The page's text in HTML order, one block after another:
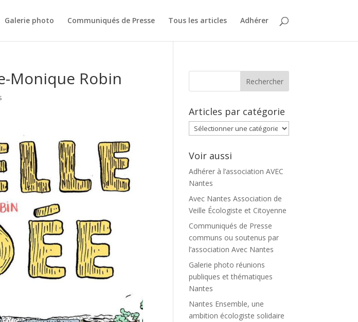
Galerie photo Communiqués de Presse Tous les articles Adhérer
Monique Robin
Articles par catégorie
Articles
par
catégorie
Voir aussi
Adhérer à l’association AVEC
Nantes
Avec Nantes Association de
Veille Écologiste et Citoyenne
Communiqués de Presse
communs ou soutenus par
l’association Avec Nantes
Galerie photo réunions
publiques et thématiques
Nantes
Nantes Ensemble, une
ambition écologiste solidaire